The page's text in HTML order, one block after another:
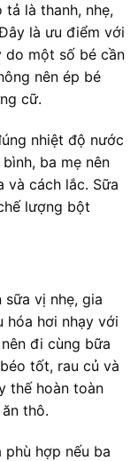
là thanh, nhẹ,
là ưu điểm với
do một số bé cần
nên ép bé
cữ.
nhiệt độ nước
ba mẹ nên
và cách lắc. Sữa
lượng bột
vị nhẹ, gia
hóa hơi nhạy với
đi cùng bữa
tốt, rau củ và
thế hoàn toàn
thô.
hợp nếu ba